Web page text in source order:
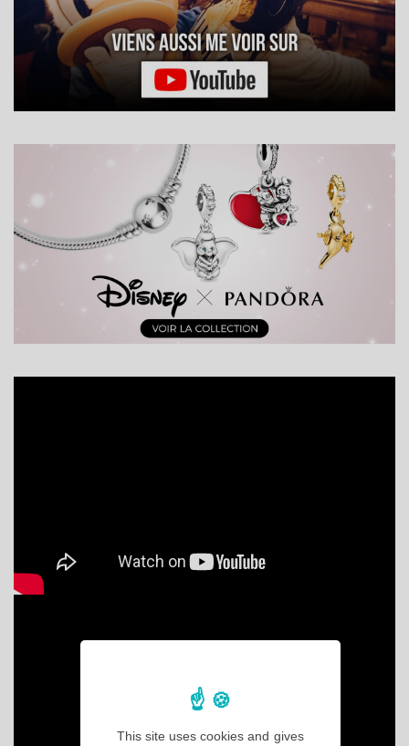
This site uses cookies and gives